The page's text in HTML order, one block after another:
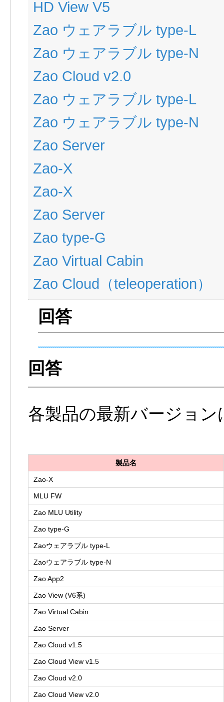
HD View V5
Zao ウェアラブル type-L
Zao ウェアラブル type-N
Zao Cloud v2.0
Zao ウェアラブル type-L
Zao ウェアラブル type-N
Zao Server
Zao-X
Zao-X
Zao Server
Zao type-G
Zao Virtual Cabin
Zao Cloud（teleoperation）
各製品の最新バージョ
製品名
Zao-X
MLU FW
Zao MLU Utility
Zao type-G
Zaoウェアラブル type-L
Zaoウェアラブル type-N
Zao App2
Zao View (V6系)
Zao Virtual Cabin
Zao Server
Zao Cloud v1.5
Zao Cloud View v1.5
Zao Cloud v2.0
Zao Cloud View v2.0